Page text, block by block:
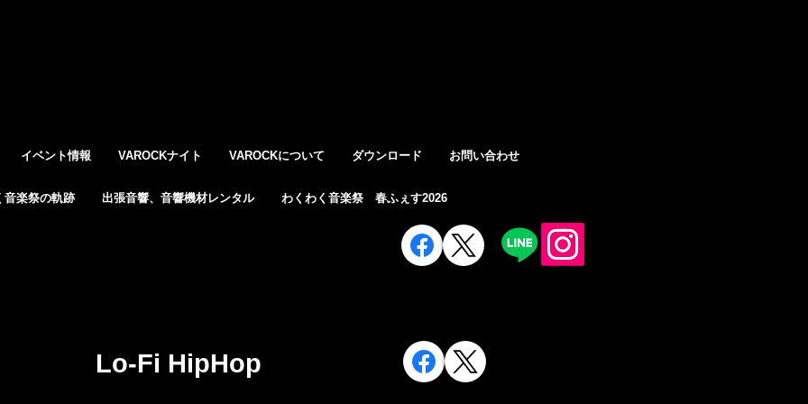
イベント情報 VAROCKナイト VAROCKについて ダウンロード お問い合わせ
音楽祭の軌跡 出張音響、音響機材レンタル わくわく音楽祭 春ふぇす2026
Lo-Fi HipHop